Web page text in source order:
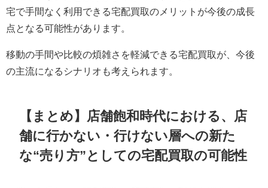
宅で手間なく利用できる宅配買取のメリットが今後の成長
点となる可能性があります。
移動の手間や比較の煩雑さを軽減できる宅配買取が、今後
の主流になるシナリオも考えられます。
【まとめ】店舗飽和時代における、店
舗に行かない・行けない層への新た
な“売り方”としての宅配買取の可能性